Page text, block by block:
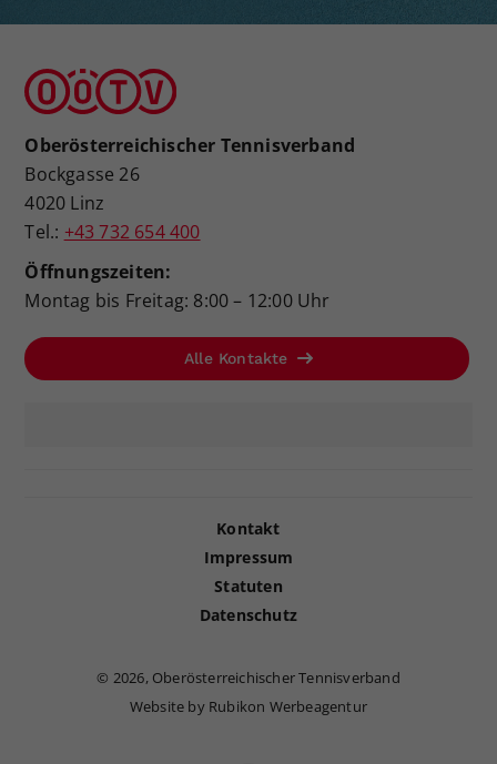
Oberösterreichischer Tennisverband
Bockgasse 26
4020 Linz
Tel.: +43 732 654 400
Öffnungszeiten:
Montag bis Freitag: 8:00 – 12:00 Uhr
Alle Kontakte
Kontakt
Impressum
Statuten
Datenschutz
© 2026, Oberösterreichischer Tennisverband
Website by Rubikon Werbeagentur